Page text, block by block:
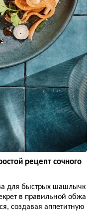
рецепт сочного
для быстрых шашлычк
в правильной обжа
создавая аппетитную